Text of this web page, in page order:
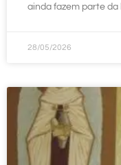
ainda fazem parte
28/05/2026